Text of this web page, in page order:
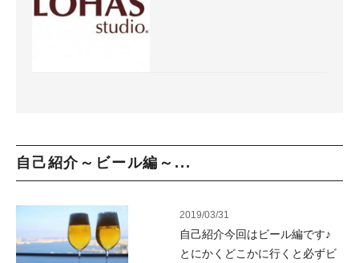
自己紹介～ビール編～...
2019/03/31
自己紹介今回はビール編です♪
とにかくどこかに行くと必ずビ